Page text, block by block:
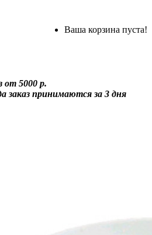
Ваша корзина пуста!
от 5000 р.
заказ принимаются за 3 дня